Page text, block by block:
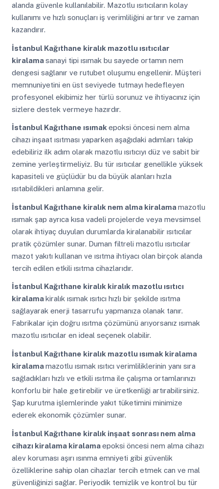
alanda güvenle kullanılabilir. Mazotlu ısıtıcıların kolay
kullanımı ve hızlı sonuçları iş verimliliğini artırır ve zaman
kazandırır.
İstanbul Kağıthane kiralık mazotlu ısıtıcılar
kiralamasanayi tipi ısımak bu sayede ortamın nem
dengesi sağlanır ve rutubet oluşumu engellenir. Müşteri
memnuniyetini en üst seviyede tutmayı hedefleyen
profesyonel ekibimiz her türlü sorunuz ve ihtiyacınız için
sizlere destek vermeye hazırdır.
İstanbul Kağıthane ısımak epoksi öncesi nem alma
cihazı inşaat ısıtması yaparken aşağıdaki adımları takip
edebiliriz ilk adım olarak mazotlu ısıtıcıyı düz ve sabit bir
zemine yerleştirmeliyiz. Bu tür ısıtıcılar genellikle yüksek
kapasiteli ve güçlüdür bu da büyük alanları hızla
ısıtabildikleri anlamına gelir.
İstanbul Kağıthane kiralık nem alma kiralamamazotlu
ısımak şap ayrıca kısa vadeli projelerde veya mevsimsel
olarak ihtiyaç duyulan durumlarda kiralanabilir ısıtıcılar
pratik çözümler sunar. Duman filtreli mazotlu ısıtıcılar
mazot yakıtı kullanan ve ısıtma ihtiyacı olan birçok alanda
tercih edilen etkili ısıtma cihazlarıdır.
İstanbul Kağıthane kiralık kiralık mazotlu ısıtıcı
kiralama kiralık ısımak ısıtıcı hızlı bir şekilde ısıtma
sağlayarak enerji tasarrufu yapmanıza olanak tanır.
Fabrikalar için doğru ısıtma çözümünü arıyorsanız ısımak
mazotlu ısıtıcılar en ideal seçenek olabilir.
İstanbul Kağıthane kiralık mazotlu ısımak kiralama
kiralamamazotlu ısımak ısıtıcı verimliliklerinin yanı sıra
sağladıkları hızlı ve etkili ısıtma ile çalışma ortamlarınızı
konforlu bir hale getirebilir ve üretkenliği artırabilirsiniz.
Şap kurutma işlemlerinde yakıt tüketimini minimize
ederek ekonomik çözümler sunar.
İstanbul Kağıthane kiralık inşaat sonrası nem alma
cihazı kiralama kiralamaepoksi öncesi nem alma cihazı
alev koruması aşırı ısınma emniyeti gibi güvenlik
özelliklerine sahip olan cihazlar tercih etmek can ve mal
güvenliğinizi sağlar. Periyodik temizlik ve kontrol bu tür